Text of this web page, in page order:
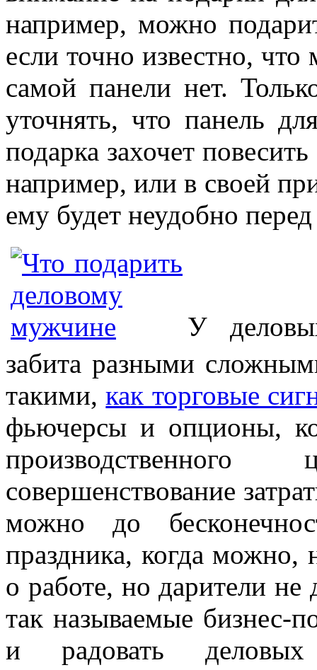
например, можно
если точно известно, что
самой панели нет.
уточнять, что панель
подарка захочет
например, или в своей
ему будет неудобно
У
забита разными
такими,как торговые
фьючерсы и опционы,
производственного
совершенствование
можно до
праздника, когда можно,
о работе, но дарители не
так называемые бизнес-
и радовать